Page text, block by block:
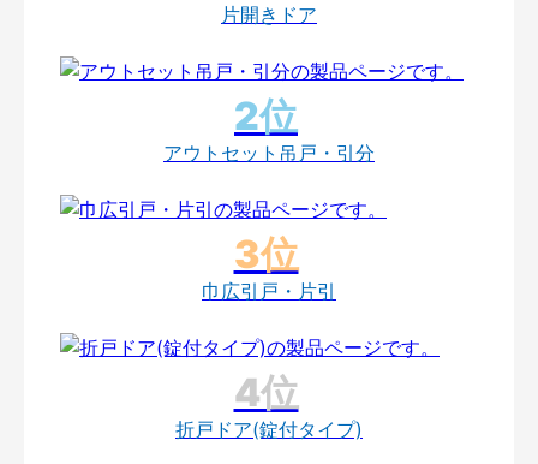
片開きドア
アウトセット吊戸・引分
巾広引戸・片引
折戸ドア(錠付タイプ)